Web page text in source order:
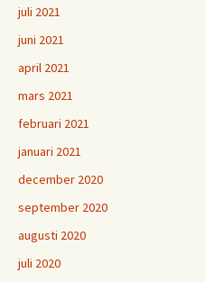
juli 2021
juni 2021
april 2021
mars 2021
februari 2021
januari 2021
december 2020
september 2020
augusti 2020
juli 2020